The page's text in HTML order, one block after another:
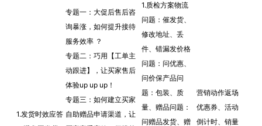
1.发货时效应答
专题一：大促后售后咨
询暴涨，如何提升接待
服务效率 ？
专题二：巧用【工单主
动跟进】，让买家售后
体验up up up！
专题三：如何建立买家
自助赠品申请渠道，让
1.质检方案物流
问题：催发货、
修改地址、丢
件、错漏发价格
问题：问优惠、
问价保产品问
题：包装、质
量、赠品问题：
问赠品发货、赠
营销动作返场
优惠券、活动
倒计时、销量